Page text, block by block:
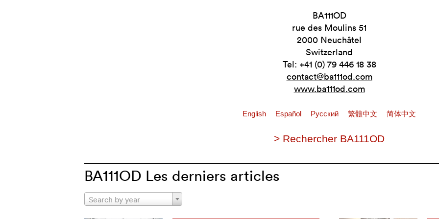
BA111OD
rue des Moulins 51
2000 Neuchâtel
Switzerland
Tel: +41 (0) 79 446 18 38
contact@ba111od.com
www.ba111od.com
English Español Pусский 繁體中文 简体中文
> Rechercher BA111OD
BA111OD Les derniers articles
Search by year